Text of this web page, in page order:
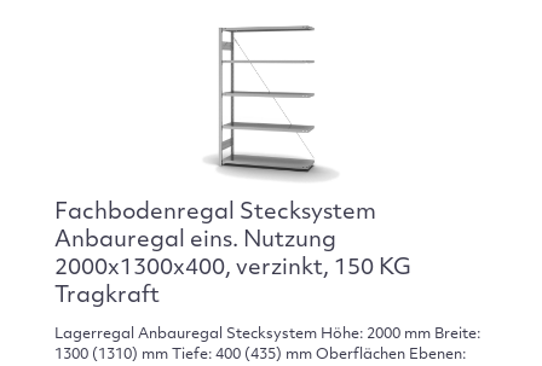
Fachbodenregal Stecksystem
Anbauregal eins. Nutzung
2000x1300x400, verzinkt, 150 KG
Tragkraft
Lagerregal Anbauregal Stecksystem Höhe: 2000 mm Breite:
1300 (1310) mm Tiefe: 400 (435) mm Oberflächen Ebenen: